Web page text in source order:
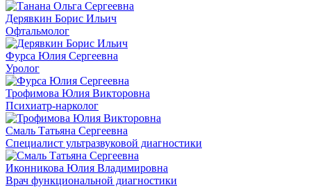
Дерявкин Борис Ильич
Офтальмолог
Фурса Юлия Сергеевна
Уролог
Трофимова Юлия Викторовна
Психиатр-нарколог
Смаль Татьяна Сергеевна
Специалист ультразвуковой диагностики
Иконникова Юлия Владимировна
Врач функциональной диагностики